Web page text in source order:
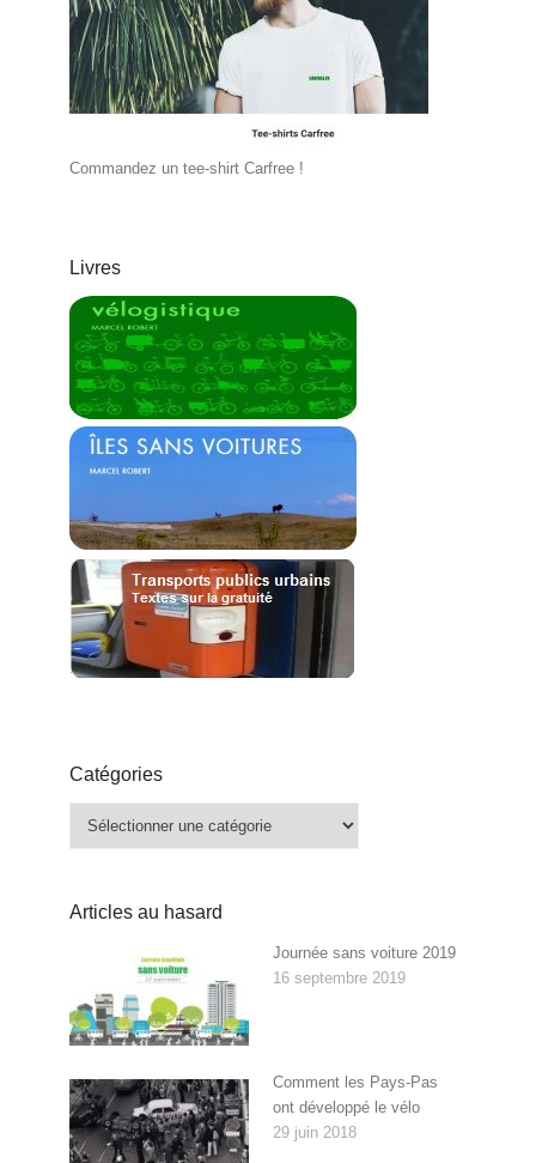
Commandez un tee-shirt Carfree !
Livres
Catégories
Catégories
Articles au hasard
Journée sans voiture 2019
16 septembre 2019
Comment les Pays-Pas
ont développé le vélo
29 juin 2018